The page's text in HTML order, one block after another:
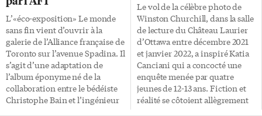
L’«éco-exposition» Le monde
sans fin vient d’ouvrir à la
galerie de l’Alliance française de
Toronto sur l’avenue Spadina. Il
s’agit d’une adaptation de
l’album éponyme né de la
collaboration entre le bédéiste
Christophe Bain et l’ingénieur
Le vol de la célèbre photo de
Winston Churchill, dans la salle
de lecture du Château Laurier
d’Ottawa entre décembre 2021
et janvier 2022, a inspiré Katia
Canciani qui a concocté une
enquête menée par quatre
jeunes de 12-13 ans. Fiction et
réalité se côtoient allègrement